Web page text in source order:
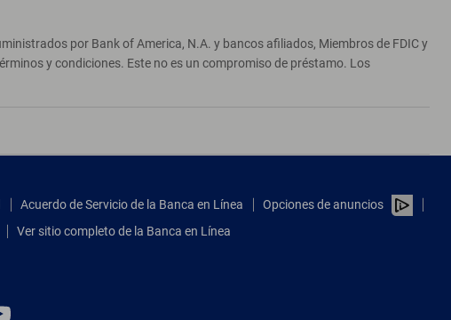
por Bank of America, N.A. y bancos afiliados, Miembros de FDIC y
y condiciones. Este no es un compromiso de préstamo. Los
Acuerdo de Servicio de la Banca en Línea
Opciones de anuncios
Ver sitio completo de la Banca en Línea